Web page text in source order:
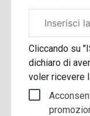
aziendale
Cliccando su
dichiaro di
voler ricevere